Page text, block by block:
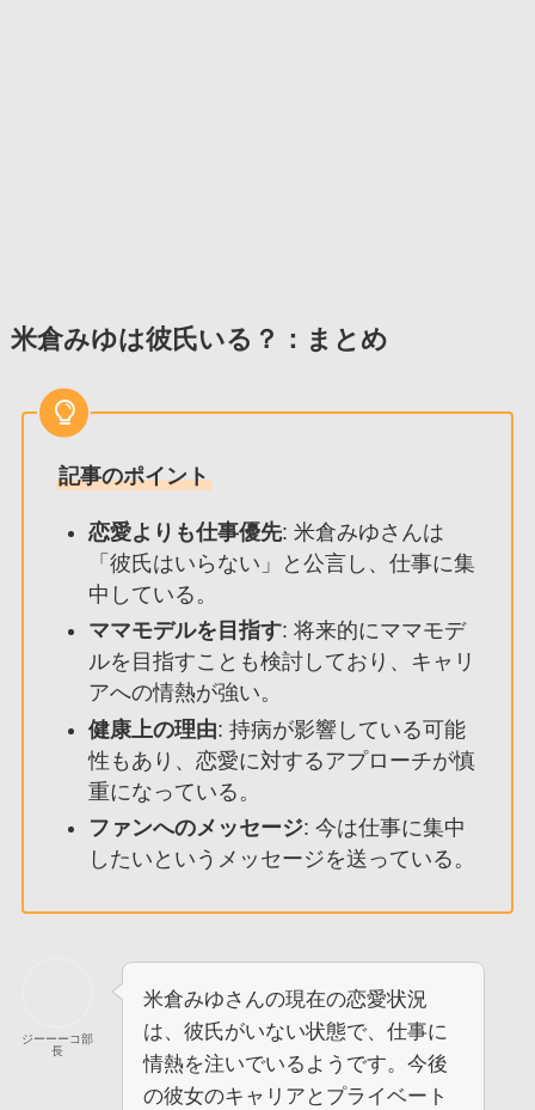
米倉みゆは彼氏いる？：まとめ
記事のポイント
恋愛よりも仕事優先: 米倉みゆさんは
「彼氏はいらない」と公言し、仕事に集
中している。
ママモデルを目指す: 将来的にママモデ
ルを目指すことも検討しており、キャリ
アへの情熱が強い。
健康上の理由: 持病が影響している可能
性もあり、恋愛に対するアプローチが慎
重になっている。
ファンへのメッセージ: 今は仕事に集中
したいというメッセージを送っている。
ジーーーコ部
長
米倉みゆさんの現在の恋愛状況
は、彼氏がいない状態で、仕事に
情熱を注いでいるようです。今後
の彼女のキャリアとプライベート